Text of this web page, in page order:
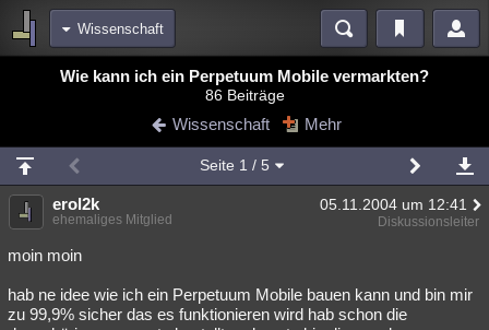
Wissenschaft
Bereiche
Blogs
Chat Wiki Neuigkeiten
meine Rubriken
Menschen Mystery Kriminalfälle
Spiritualität
Natur Umfragen Unterhaltung
Wie kann ich ein Perpetuum Mobile vermarkten?
86 Beiträge
Wissenschaft Mehr
Seite 1 / 5
erol2k 05.11.2004 um 12:41
ehemaliges Mitglied Diskussionsleiter
moin moin
hab ne idee wie ich ein Perpetuum Mobile bauen kann und bin mir
zu 99,9% sicher das es funktionieren wird hab schon die